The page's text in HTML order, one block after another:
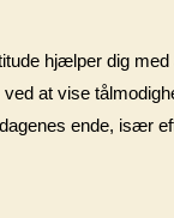
hjælper dig
at vise
ende, især